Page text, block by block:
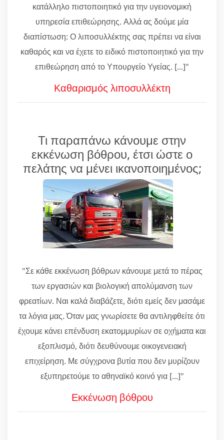
κατάλληλο πιστοποιητικό για την υγειονομική
υπηρεσία επιθεώρησης. Αλλά ας δούμε μία
διαπίστωση: Ο λιποσυλλέκτης σας πρέπει να είναι
καθαρός και να έχετε το ειδικό πιστοποιητικό για την
επιθεώρηση από το Υπουργείο Υγείας. [...]"
Καθαρισμός λιποσυλλέκτη
Τι παραπάνω κάνουμε στην
εκκένωση βόθρου, έτσι ώστε ο
πελάτης να μένει ικανοποιημένος;
"Σε κάθε εκκένωση βόθρων κάνουμε μετά το πέρας
των εργασιών και βιολογική απολύμανση των
φρεατίων. Ναι καλά διαβάζετε, διότι εμείς δεν μασάμε
τα λόγια μας. Όταν μας γνωρίσετε θα αντιληφθείτε ότι
έχουμε κάνει επένδυση εκατομμυρίων σε οχήματα και
εξοπλισμό, διότι δευθύνουμε οικογενειακή
επιχείρηση. Με σύγχρονα βυτία που δεν μυρίζουν
εξυπηρετούμε το αθηναϊκό κοινό για [...]"
Εκκένωση βόθρου